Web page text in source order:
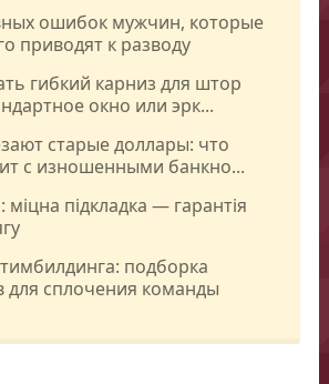
ошибок мужчин, которые
приводят к разводу
гибкий карниз для штор
окно или эрк...
старые доллары: что
с изношенными банкно...
підкладка — гарантія
подборка
для сплочения команды